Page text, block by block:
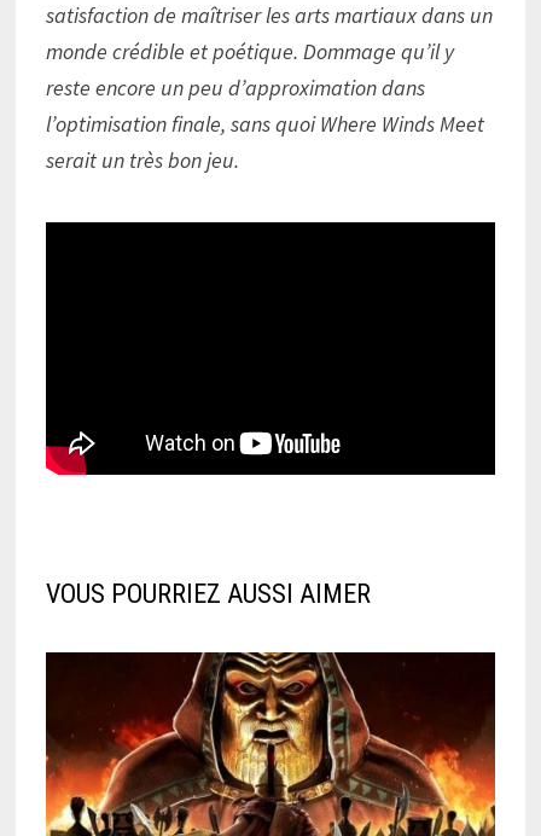
satisfaction de maîtriser les arts martiaux dans un
monde crédible et poétique. Dommage qu’il y
reste encore un peu d’approximation dans
l’optimisation finale, sans quoi Where Winds Meet
serait un très bon jeu.
VOUS POURRIEZ AUSSI AIMER